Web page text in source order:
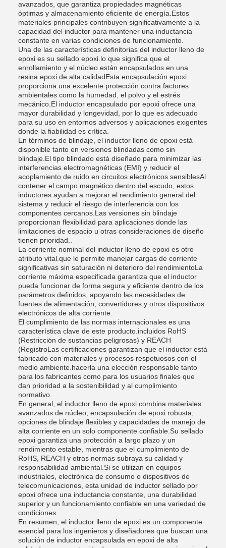
avanzados, que garantiza propiedades magnéticas
óptimas y almacenamiento eficiente de energía.Estos
materiales principales contribuyen significativamente a la
capacidad del inductor para mantener una inductancia
constante en varias condiciones de funcionamiento.
Una de las características definitorias del inductor lleno de
epoxi es su sellado epoxi.lo que significa que el
enrollamiento y el núcleo están encapsulados en una
resina epoxi de alta calidadEsta encapsulación epoxi
proporciona una excelente protección contra factores
ambientales como la humedad, el polvo y el estrés
mecánico.El inductor encapsulado por epoxi ofrece una
mayor durabilidad y longevidad, por lo que es adecuado
para su uso en entornos adversos y aplicaciones exigentes
donde la fiabilidad es crítica.
En términos de blindaje, el inductor lleno de epoxi está
disponible tanto en versiones blindadas como sin
blindaje.El tipo blindado está diseñado para minimizar las
interferencias electromagnéticas (EMI) y reducir el
acoplamiento de ruido en circuitos electrónicos sensiblesAl
contener el campo magnético dentro del escudo, estos
inductores ayudan a mejorar el rendimiento general del
sistema y reducir el riesgo de interferencia con los
componentes cercanos.Las versiones sin blindaje
proporcionan flexibilidad para aplicaciones donde las
limitaciones de espacio u otras consideraciones de diseño
tienen prioridad..
La corriente nominal del inductor lleno de epoxi es otro
atributo vital.que le permite manejar cargas de corriente
significativas sin saturación ni deterioro del rendimientoLa
corriente máxima especificada garantiza que el inductor
pueda funcionar de forma segura y eficiente dentro de los
parámetros definidos, apoyando las necesidades de
fuentes de alimentación, convertidores,y otros dispositivos
electrónicos de alta corriente.
El cumplimiento de las normas internacionales es una
característica clave de este producto.incluidos RoHS
(Restricción de sustancias peligrosas) y REACH
(RegistroLas certificaciones garantizan que el inductor está
fabricado con materiales y procesos respetuosos con el
medio ambiente.hacerla una elección responsable tanto
para los fabricantes como para los usuarios finales que
dan prioridad a la sostenibilidad y al cumplimiento
normativo.
En general, el inductor lleno de epoxi combina materiales
avanzados de núcleo, encapsulación de epoxi robusta,
opciones de blindaje flexibles y capacidades de manejo de
alta corriente en un solo componente confiable.Su sellado
epoxi garantiza una protección a largo plazo y un
rendimiento estable, mientras que el cumplimiento de
RoHS, REACH y otras normas subraya su calidad y
responsabilidad ambiental.Si se utilizan en equipos
industriales, electrónica de consumo o dispositivos de
telecomunicaciones, esta unidad de inductor sellado por
epoxi ofrece una inductancia constante, una durabilidad
superior y un funcionamiento confiable en una variedad de
condiciones.
En resumen, el inductor lleno de epoxi es un componente
esencial para los ingenieros y diseñadores que buscan una
solución de inductor encapsulada en epoxi de alta